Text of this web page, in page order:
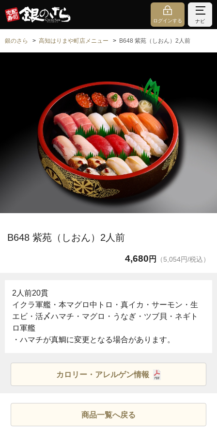
ログインする ナビ
銀のさら 高知はりまや町店メニュー B648 紫苑（しおん）2人前
B648 紫苑（しおん）2人前
4,680 円 （5,054円/税込）
2人前20貫
イクラ軍艦・本マグロ中トロ・真イカ・サーモン・生
エビ・活〆ハマチ・マグロ・うなぎ・ツブ貝・ネギト
ロ軍艦
・ハマチが真鯛に変更となる場合があります。
カロリー・アレルゲン情報
商品一覧へ戻る